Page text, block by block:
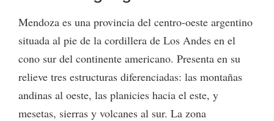
Mendoza es una provincia del centro-oeste argentino
situada al pie de la cordillera de Los Andes en el
cono sur del continente americano. Presenta en su
relieve tres estructuras diferenciadas: las montañas
andinas al oeste, las planicies hacia el este, y
mesetas, sierras y volcanes al sur. La zona